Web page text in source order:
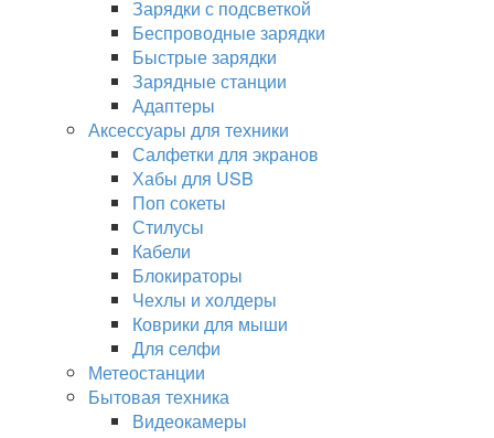
Зарядки с подсветкой
Беспроводные зарядки
Быстрые зарядки
Зарядные станции
Адаптеры
Аксессуары для техники
Салфетки для экранов
Хабы для USB
Поп сокеты
Стилусы
Кабели
Блокираторы
Чехлы и холдеры
Коврики для мыши
Для селфи
Метеостанции
Бытовая техника
Видеокамеры